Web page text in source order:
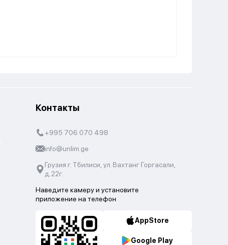
Контакты
+995 706 070 498
info@unlim.ge
Грузия г. Тбилиси, ул. Вахтанг Горгасали,
д.22г.
Наведите камеру и установите
приложение на телефон
AppStore
Google Play